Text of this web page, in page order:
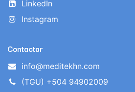
LinkedIn
Instagram
Contactar
info@meditekhn.com
(TGU) +504 94902009